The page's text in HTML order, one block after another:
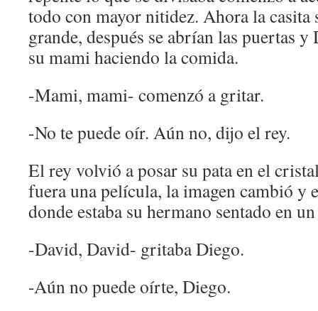
todo con mayor nitidez. Ahora la casita
grande, después se abrían las puertas
su mami haciendo la comida.
-Mami, mami- comenzó a gritar.
-No te puede oír. Aún no, dijo el rey.
El rey volvió a posar su pata en el
fuera una película, la imagen cambió y
donde estaba su hermano sentado en
-David, David- gritaba Diego.
-Aún no puede oírte, Diego.